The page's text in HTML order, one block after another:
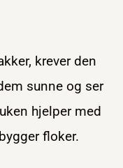
krever den
sunne og ser
hjelper med
floker.